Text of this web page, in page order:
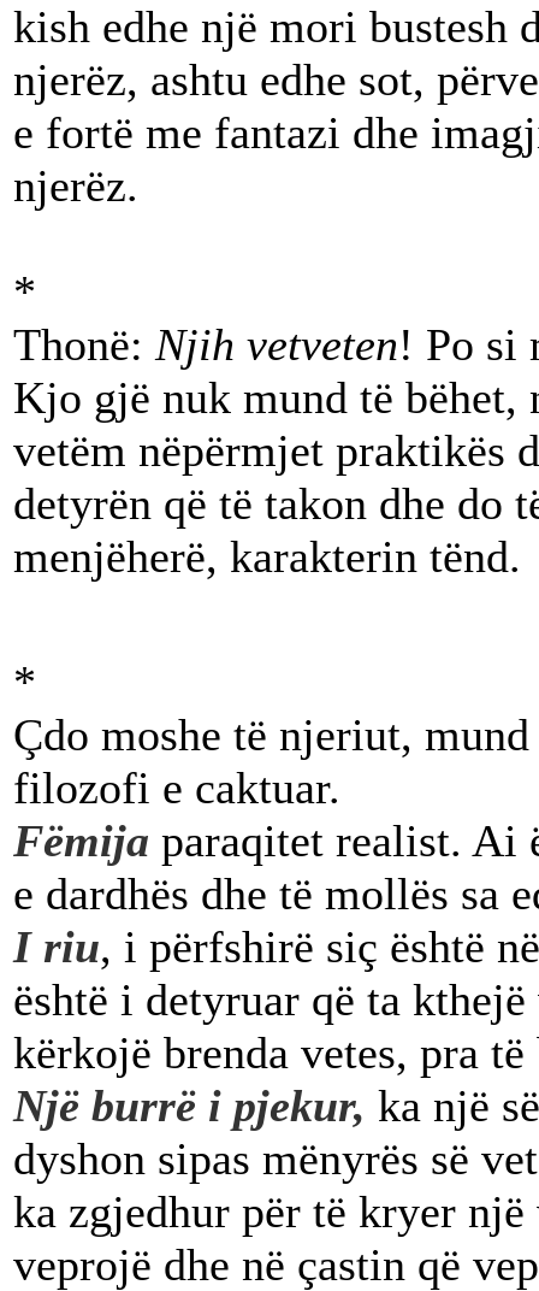
kish edhe një mori bustesh
njerëz, ashtu edhe sot,
e fortë me fantazi dhe
njerëz.
*
Thonë: Njih vetveten! Po si
Kjo gjë nuk mund të
vetëm nëpërmjet praktikës
detyrën që të takon dhe do
menjëherë, karakterin tënd.
*
Çdo moshe të njeriut,
filozofi e caktuar.
Fëmija paraqitet realist. Ai
e dardhës dhe të mollës sa
I riu, i përfshirë siç është
është i detyruar që ta
kërkojë brenda vetes, pra
Një burrë i pjekur, ka një
dyshon sipas mënyrës së
ka zgjedhur për të kryer
veprojë dhe në çastin që